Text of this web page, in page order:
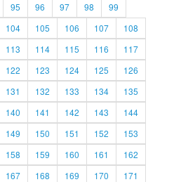
95 96 97 98
99
104 105 106 107
108
113 114 115 116
117
122 123 124 125
126
131 132 133 134
135
140 141 142 143
144
149 150 151 152
153
158 159 160 161
162
167 168 169 170
171